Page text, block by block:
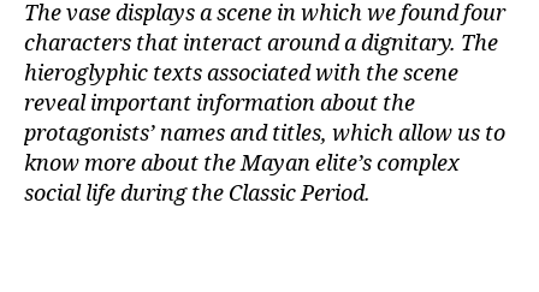
The vase displays a scene in which we found four
characters that interact around a dignitary. The
hieroglyphic texts associated with the scene
reveal important information about the
protagonists’ names and titles, which allow us to
know more about the Mayan elite’s complex
social life during the Classic Period.